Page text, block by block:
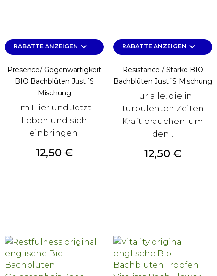
RABATTE ANZEIGEN keyboard_arrow_down
Presence/ Gegenwärtigkeit
BIO Bachblüten Just´s
Mischung
Im Hier und Jetzt
Leben und sich
einbringen.
Preis
12,50 €
RABATTE ANZEIGEN keyboard_arrow_down
Resistance / Stärke BIO
Bachblüten Just´s Mischung
Für alle, die in
turbulenten Zeiten
Kraft brauchen, um
den...
Preis
12,50 €